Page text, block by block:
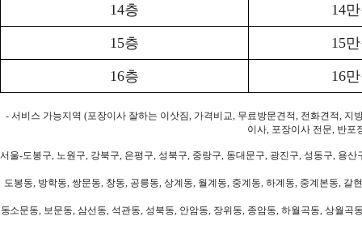
14층 14
15층 15
16층 16
- 서비스 가능지역 (포장이사 잘하는 이삿짐, 가격비교, 무료방문견적, 전화견적,
이사, 포장이사 전문, 반포
서울-도봉구, 노원구, 강북구, 은평구, 성북구, 중랑구, 동대문구, 광진구, 성동구, 용
도봉동, 방학동, 쌍문동, 창동, 공릉동, 상계동, 월계동, 중계동, 하계동, 중계본동,
동소문동, 보문동, 삼선동, 석관동, 성북동, 안암동, 장위동, 종암동, 하월곡동, 상월